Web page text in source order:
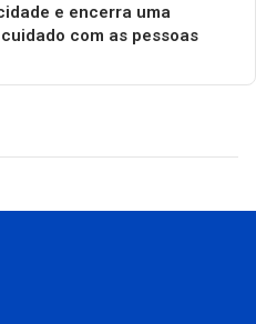
e encerra uma
com as pessoas